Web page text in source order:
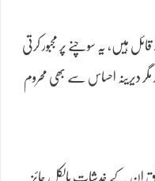
ہیں، یہ سوچنے پر مجبور کرتی
مگر دیرینہ احساس سے بھی محروم
ان کے خدشات بالکل جائز